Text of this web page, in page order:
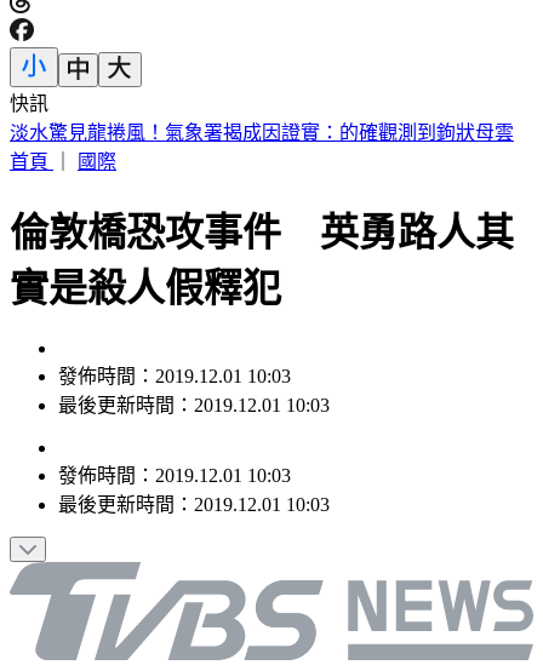
快訊
父親節曬抱兒舊照！王世堅年輕帥樣網驚呼
首頁
國際
倫敦橋恐攻事件 英勇路人其
實是殺人假釋犯
發佈時間：2019.12.01 10:03
最後更新時間：2019.12.01 10:03
發佈時間： 2019.12.01 10:03
最後更新時間： 2019.12.01 10:03